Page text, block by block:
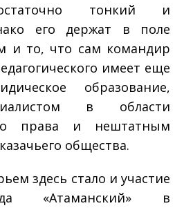
тонкий и
его держат в поле
и то, что сам командир
имеет еще
образование,
в области
права и нештатным
общества.
здесь стало и участие
«Атаманский» в